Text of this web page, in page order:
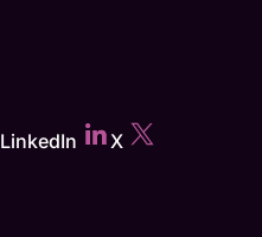
LinkedIn X